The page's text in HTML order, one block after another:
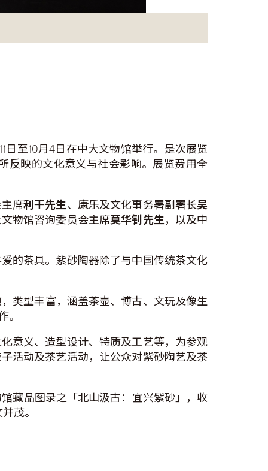
至10月4日在中大文物馆举行。是次展览
反映的文化意义与社会影响。展览费用全
席利干先生、康乐及文化事务署副署长吴
物馆咨询委员会主席莫华钊先生，以及中
的茶具。紫砂陶器除了与中国传统茶文化
类型丰富，涵盖茶壶、博古、文玩及像生
。
意义、造型设计、特质及工艺等，为参观
活动及茶艺活动，让公众对紫砂陶艺及茶
藏品图录之「北山汲古：宜兴紫砂」，收
茂。